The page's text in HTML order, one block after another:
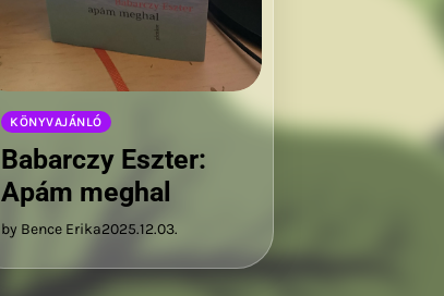
KÖNYVAJÁNLÓ
Babarczy Eszter:
Apám meghal
by Bence Erika2025.12.03.